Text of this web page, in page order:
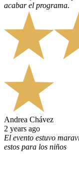
acabar el programa.
Andrea Chávez
2 years ago
El evento estuvo
estos para los niños